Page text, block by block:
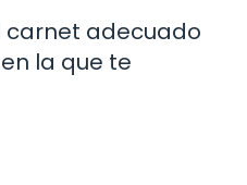
carnet adecuado
la que te